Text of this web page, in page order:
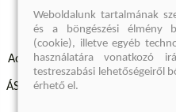
Adatvédelmi szabályzatok
ÁSZF - Vásárlási feltételek
Weboldalunk tartalmának
és a böngészési élmény
(cookie), illetve egyéb
használatára vonatkozó
testreszabási lehetőségeiről
érhető el.